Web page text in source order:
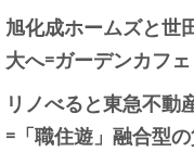
旭化成ホームズと世
大へ=ガーデンカフ
リノべると東急不動
=「職住遊」融合型